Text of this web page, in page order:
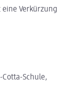
Verkürzung
Schule,